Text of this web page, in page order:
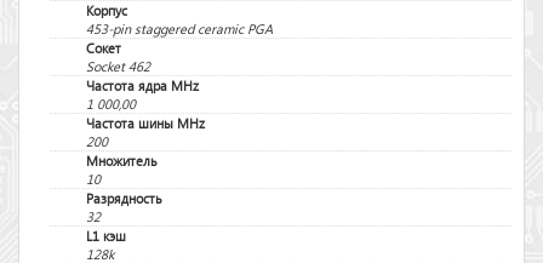
Корпус
453-pin staggered ceramic PGA
Сокет
Socket 462
Частота ядра MHz
1 000,00
Частота шины MHz
200
Множитель
10
Разрядность
32
L1 кэш
128k